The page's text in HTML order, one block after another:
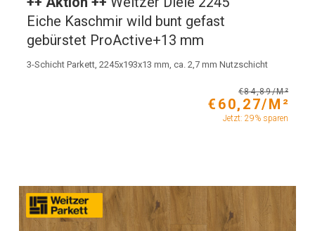
Eiche Kaschmir wild bunt gefast
gebürstet ProActive+13 mm
3-Schicht Parkett, 2245x193x13 mm, ca. 2,7 mm Nutzschicht
€84,89/M²
€60,27/M²
Jetzt: 29% sparen